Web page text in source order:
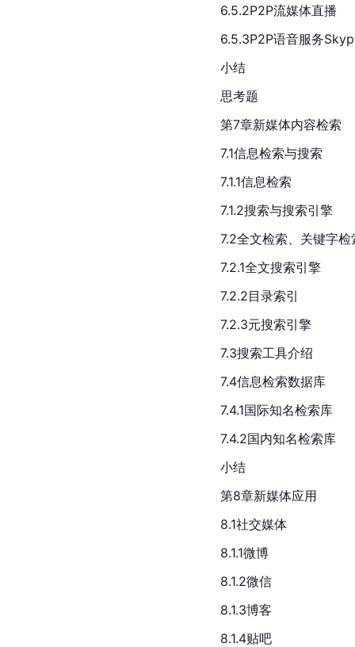
6.5.2P2P流媒体直播
6.5.3P2P语音服务
小结
思考题
第7章新媒体内容检索
7.1信息检索与搜索
7.1.1信息检索
7.1.2搜索与搜索引擎
7.2全文检索、关键字检
7.2.1全文搜索引擎
7.2.2目录索引
7.2.3元搜索引擎
7.3搜索工具介绍
7.4信息检索数据库
7.4.1国际知名检索库
7.4.2国内知名检索库
小结
第8章新媒体应用
8.1社交媒体
8.1.1微博
8.1.2微信
8.1.3博客
8.1.4贴吧